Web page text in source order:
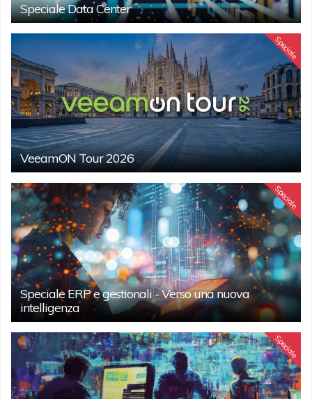
Speciale Data Center
Speciale
VeeamON Tour 2026
Speciale
Speciale ERP e gestionali - Verso una nuova
intelligenza
Speciale